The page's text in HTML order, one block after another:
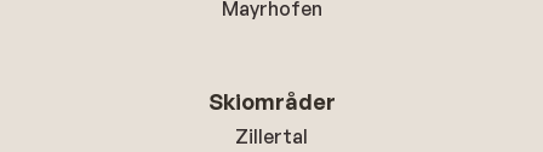
Mayrhofen
Skiområder
Zillertal